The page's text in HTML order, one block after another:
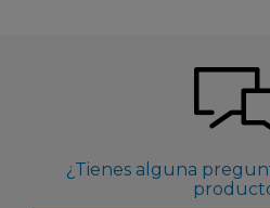
¿Tienes alguna